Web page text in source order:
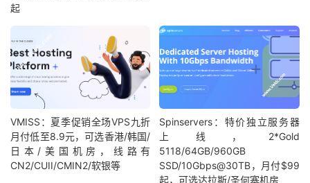
起
VMISS：夏季促销全场VPS九折
月付低至8.9元，可选香港/韩国/
日本/美国机房，线路有
CN2/CUII/CMIN2/软银等
Spinservers：特价独立服务器
上线，2*Gold
5118/64GB/960GB
SSD/10Gbps@30TB，月付$99
起，可选达拉斯/圣何塞机房